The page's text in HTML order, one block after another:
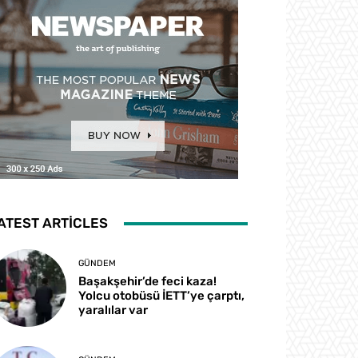
ARTICLES
GÜNDEM
Başakşehir’de feci kaza!
Yolcu otobüsü İETT’ye çarptı,
yaralılar var